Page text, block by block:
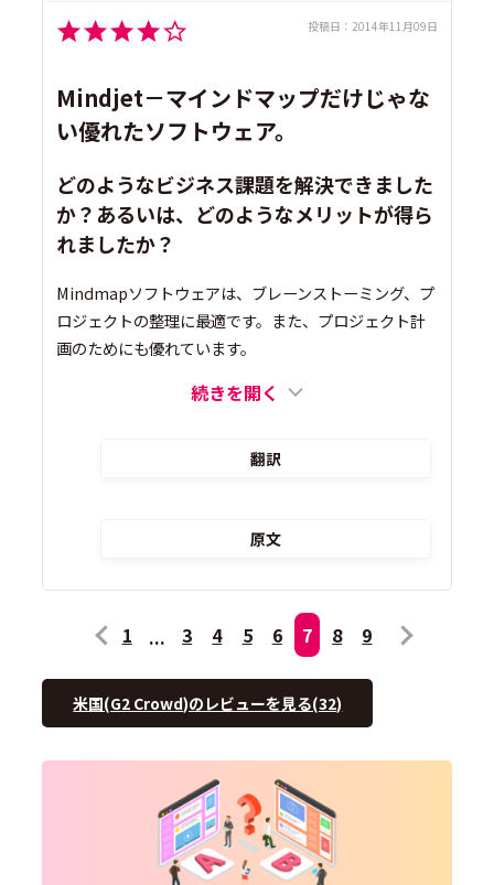
投稿日： 2014年11月09日
Mindjet－マインドマップだけじゃな
い優れたソフトウェア。
どのようなビジネス課題を解決できました
か？あるいは、どのようなメリットが得ら
れましたか？
Mindmapソフトウェアは、ブレーンストーミング、プ
ロジェクトの整理に最適です。また、プロジェクト計
画のためにも優れています。
続きを開く
翻訳
原文
1 3 4 5 6 7 8 9
米国(G2 Crowd)のレビューを見る(32)